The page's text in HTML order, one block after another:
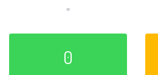
=
0